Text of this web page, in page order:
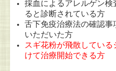
採血によるアレルゲン
ると診断されている方
舌下免疫治療法の確認
いただいた方
スギ花粉が飛散してい
けて治療開始できる方